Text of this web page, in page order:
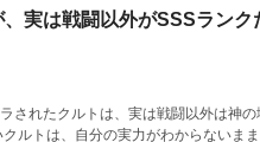
実は戦闘以外がSSSラン
されたクルトは、実は戦闘以外は神
ルトは、自分の実力がわからないま